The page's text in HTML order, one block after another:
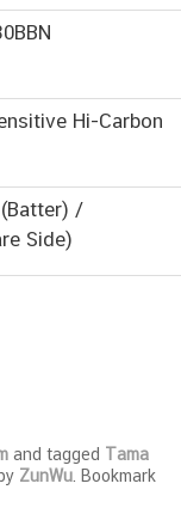
Hi-Carbon
(Batter) /
Side)
and tagged Tama
by ZunWu . Bookmark